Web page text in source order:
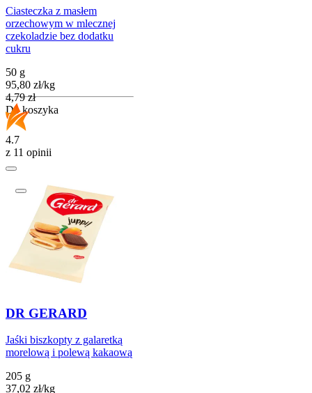
Ciasteczka z masłem
orzechowym w mlecznej
czekoladzie bez dodatku
cukru
50 g
95,80 zł/kg
Cena
4,79 zł
Do koszyka
4.7
z 11 opinii
DR GERARD
Jaśki biszkopty z galaretką
morelową i polewą kakaową
205 g
37,02 zł/kg